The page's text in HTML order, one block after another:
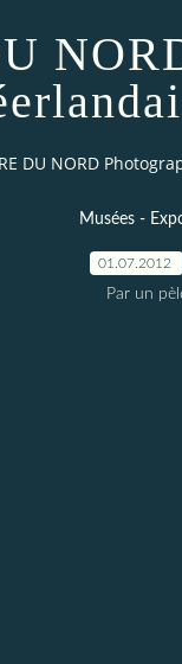
DU NORD
Musées -
01.07.2012
Par un